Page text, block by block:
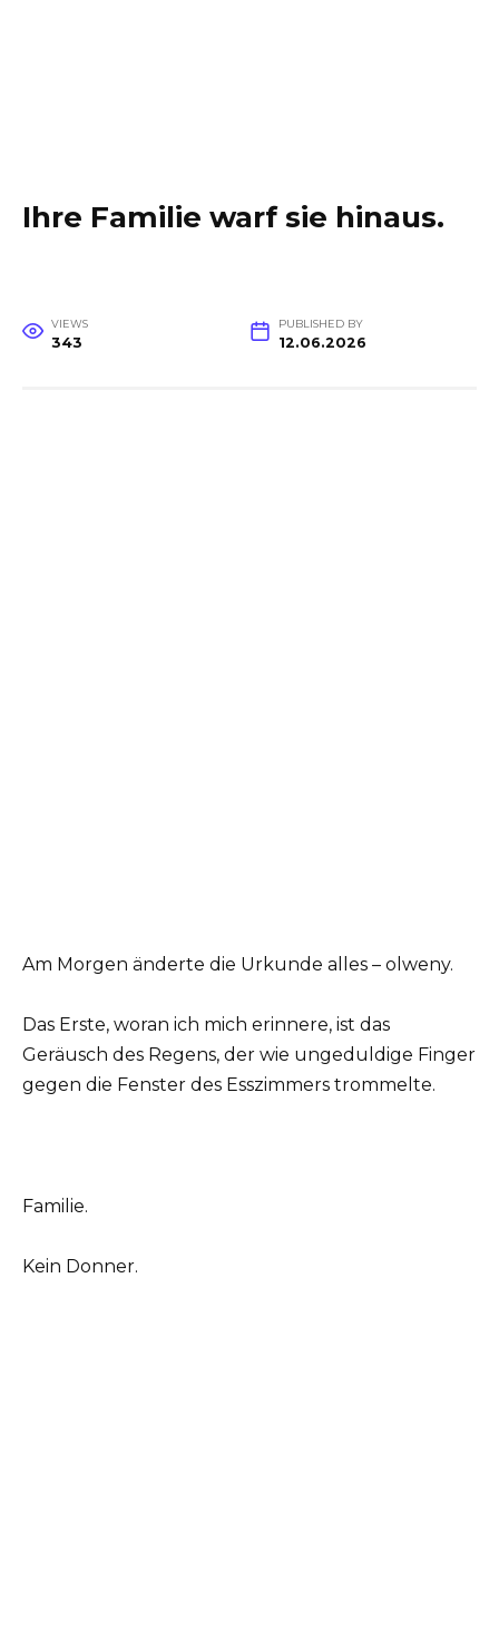
Ihre Familie warf sie hinaus.
VIEWS
343
PUBLISHED BY
12.06.2026
Am Morgen änderte die Urkunde alles – olweny.
Das Erste, woran ich mich erinnere, ist das
Geräusch des Regens, der wie ungeduldige Finger
gegen die Fenster des Esszimmers trommelte.
Familie.
Kein Donner.